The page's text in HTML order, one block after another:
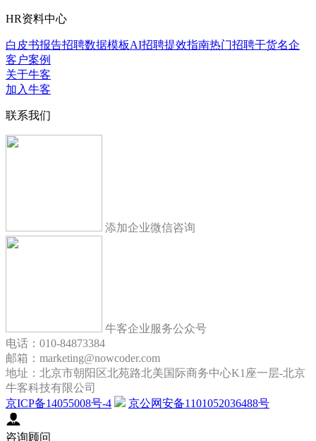
HR资料中心
白皮书报告招聘数据模板AI招聘提效指南热门招聘干货名企
客户案例
关于牛客
加入牛客
联系我们
添加企业微信咨询
牛客企业服务公众号
电话：010-84873384
邮箱：marketing@nowcoder.com
地址：北京市朝阳区北苑路北美国际商务中心K1座一层-北京
牛客科技有限公司
京ICP备14055008号-4
京公网安备1101052036488号
咨询顾问